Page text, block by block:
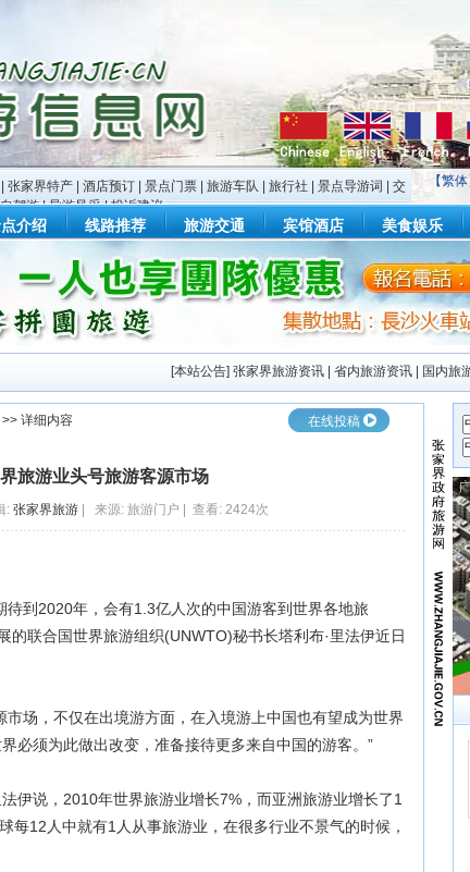
【繁
张家界特产 酒店预订 景点门票 旅游车队 旅行社 景点导游词
交
自驾游|导游风采|投诉建议
介绍 线路推荐 旅游交通 宾馆酒店 美食娱乐
[本站公告] 张家界旅游资讯 省内旅游资讯 国内旅
>> 详细内容 在线投稿
旅游业头号旅游客源市场
: 张家界旅游 | 来源: 旅游门户 | 查看: 2424次
到2020年，会有1.3亿人次的中国游客到世界各地旅
的联合国世界旅游组织(UNWTO)秘书长塔利布·里法伊近日
场，不仅在出境游方面，在入境游上中国也有望成为世界
必须为此做出改变，准备接待更多来自中国的游客。”
说，2010年世界旅游业增长7%，而亚洲旅游业增长了1
每12人中就有1人从事旅游业，在很多行业不景气的时候，